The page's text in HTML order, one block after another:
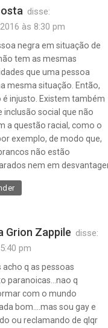
disse:
às 8:30 pm
negra em situação de
tem as mesmas
que uma pessoa
mesma situação. Então,
é injusto. Existem também
inclusão social que não
a questão racial, como o
exemplo, de modo que,
não estão
nem em
Grion Zappile disse:
pm
q as pessoas
paranoicas…nao q
com o mundo
bom….mas sou gay e
ou reclamando de qlqr